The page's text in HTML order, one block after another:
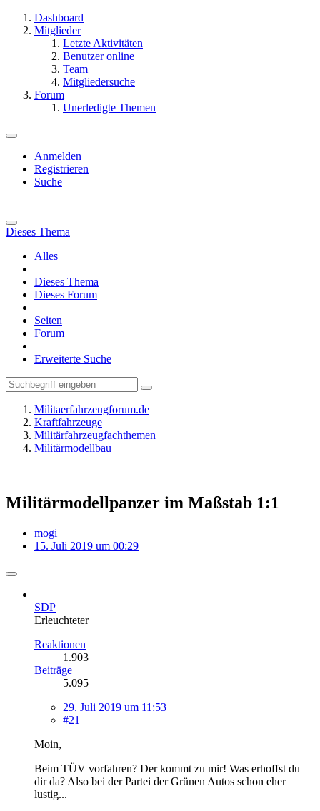
Dashboard
Mitglieder
Letzte Aktivitäten
Benutzer online
Team
Mitgliedersuche
Forum
Unerledigte Themen
Anmelden
Registrieren
Suche
Dieses Thema
Alles
Dieses Thema
Dieses Forum
Seiten
Forum
Erweiterte Suche
Militaerfahrzeugforum.de
Kraftfahrzeuge
Militärfahrzeugfachthemen
Militärmodellbau
Militärmodellpanzer im Maßstab 1:1
mogi
15. Juli 2019 um 00:29
SDP
Erleuchteter
Reaktionen
1.903
Beiträge
5.095
29. Juli 2019 um 11:53
#21
Moin,
Beim TÜV vorfahren? Der kommt zu mir! Was erhoffst du
dir da? Also bei der Partei der Grünen Autos schon eher
lustig...